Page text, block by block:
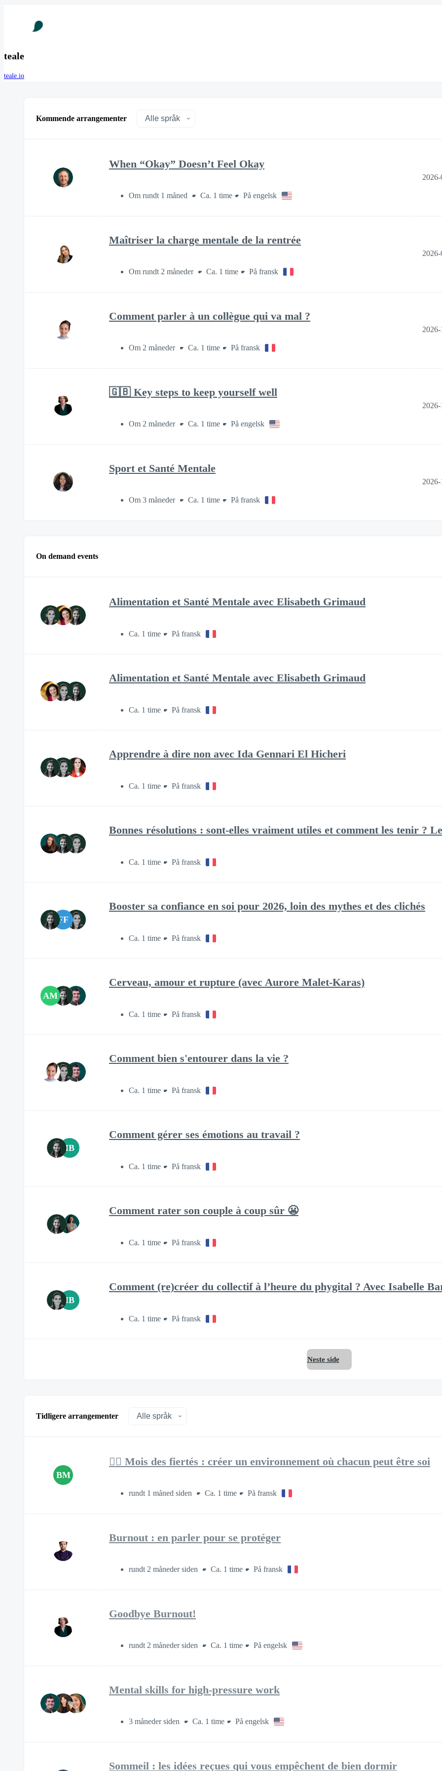
teale
teale.io
Kommende arrangementer
When “Okay” Doesn’t Feel Okay
Om rundt 1 måned Ca. 1 time På engelsk
Maîtriser la charge mentale de la rentrée
Om rundt 2 måneder Ca. 1 time På fransk
Comment parler à un collègue qui va mal ?
Om 2 måneder Ca. 1 time På fransk
🇬🇧 Key steps to keep yourself well
Om 2 måneder Ca. 1 time På engelsk
Sport et Santé Mentale
Om 3 måneder Ca. 1 time På fransk
On demand events
Alimentation et Santé Mentale avec Elisabeth Grimaud
Ca. 1 time På fransk
Alimentation et Santé Mentale avec Elisabeth Grimaud
Ca. 1 time På fransk
Apprendre à dire non avec Ida Gennari El Hicheri
Ca. 1 time På fransk
Bonnes résolutions : sont-elles vraiment utiles et comment les tenir ?
Ca. 1 time På fransk
FF
Booster sa confiance en soi pour 2026, loin des mythes et des clichés
Ca. 1 time På fransk
AM
Cerveau, amour et rupture (avec Aurore Malet-Karas)
Ca. 1 time På fransk
Comment bien s'entourer dans la vie ?
Ca. 1 time På fransk
IB
Comment gérer ses émotions au travail ?
Ca. 1 time På fransk
Comment rater son couple à coup sûr 😬
Ca. 1 time På fransk
IB
Comment (re)créer du collectif à l’heure du phygital ? Avec Isabelle
Ca. 1 time På fransk
Neste side
Tidligere arrangementer
BM
🏳️‍🌈 Mois des fiertés : créer un environnement où chacun peut être soi
rundt 1 måned siden Ca. 1 time På fransk
Burnout : en parler pour se protéger
rundt 2 måneder siden Ca. 1 time På fransk
Goodbye Burnout!
rundt 2 måneder siden Ca. 1 time På engelsk
Mental skills for high-pressure work
3 måneder siden Ca. 1 time På engelsk
Sommeil : les idées reçues qui vous empêchent de bien dormir